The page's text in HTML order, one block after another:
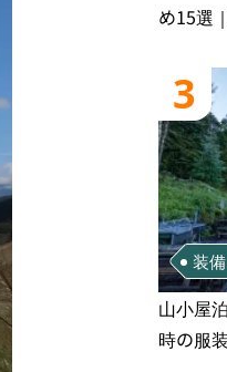
め15選
3
装
山小屋
時の服